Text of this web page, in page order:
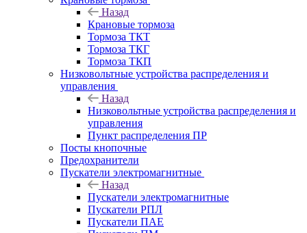
Назад
Крановые тормоза
Тормоза ТКТ
Тормоза ТКГ
Тормоза ТКП
Низковольтные устройства распределения и
управления
Назад
Низковольтные устройства распределения и
управления
Пункт распределения ПР
Посты кнопочные
Предохранители
Пускатели электромагнитные
Назад
Пускатели электромагнитные
Пускатели РПЛ
Пускатели ПАЕ